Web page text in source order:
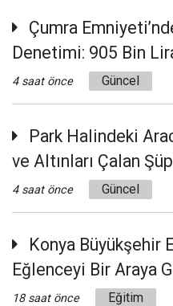
Çumra
Denetimi: 905 Bin
4 saat önce Güncel
Park Halindeki
ve Altınları Çalan
4 saat önce Güncel
Konya
Eğlenceyi Bir Araya
18 saat önce Eğitim